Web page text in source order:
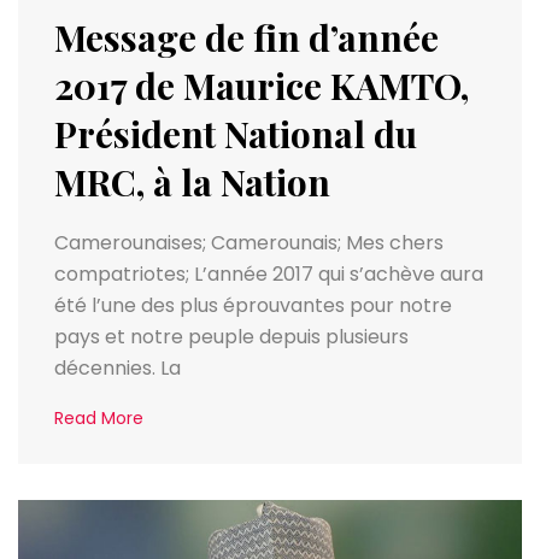
Message de fin d’année
2017 de Maurice KAMTO,
Président National du
MRC, à la Nation
Camerounaises; Camerounais; Mes chers
compatriotes; L’année 2017 qui s’achève aura
été l’une des plus éprouvantes pour notre
pays et notre peuple depuis plusieurs
décennies. La
Read More